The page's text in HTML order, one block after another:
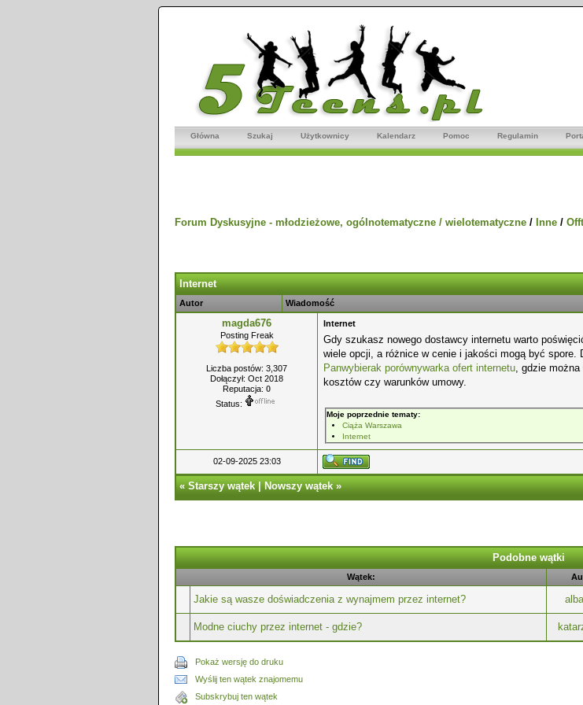
Główna Szukaj Użytkownicy Kalendarz Pomoc Regulamin
Forum Dyskusyjne - młodzieżowe, ogólnotematyczne / wielotematyczne / Inne /
Internet
Autor Wiadomość
magda676
Posting Freak
Liczba postów: 3,307
Dołączył: Oct 2018
Reputacja: 0
Status:
Internet
Gdy szukasz nowego dostawcy internetu warto
wiele opcji, a różnice w cenie i jakości mogą być
Panwybierak porównywarka ofert internetu, gdzie można
kosztów czy warunków umowy.
Moje poprzednie tematy:
Ciąża Warszawa
Internet
02-09-2025 23:03
«Starszy wątek|Nowszy wątek»
Podobne wątki
Wątek:
Jakie są wasze doświadczenia z wynajmem przez internet?
Modne ciuchy przez internet - gdzie?
Pokaż wersję do druku
Wyślij ten wątek znajomemu
Subskrybuj ten wątek